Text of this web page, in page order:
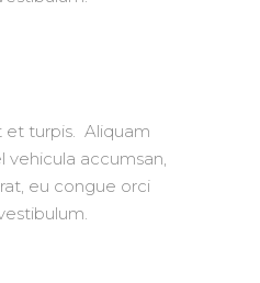
et turpis. Aliquam
accumsan,
eu congue orci